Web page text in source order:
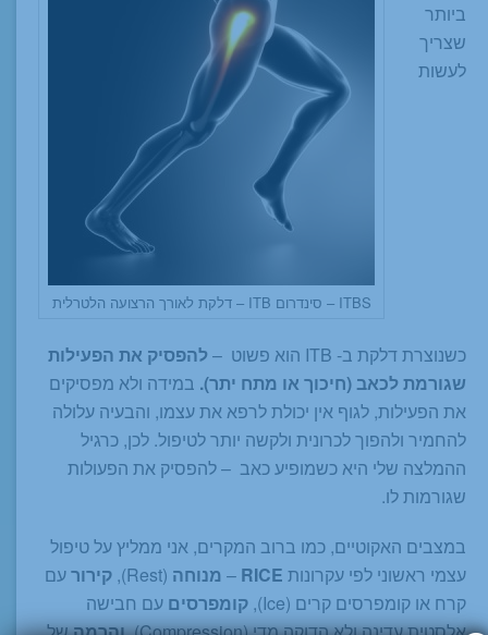
ITBS – סינדרום ITB – דלקת לאורך הרצועה הלטרלית
ביותר
שצריך
לעשות
כשנוצרת דלקת ב- ITB הוא פשוט –
להפסיק את הפעילות
שגורמת לכאב (חיכוך או מתח יתר). במידה ולא מפסיקים
את הפעילות, לגוף אין יכולת לרפא את עצמו, והבעיה עלולה
להחמיר ולהפוך לכרונית ולקשה יותר לטיפול. לכן, כרגיל
ההמלצה שלי היא כשמופיע כאב – להפסיק את הפעולות
שגורמות לו.
במצבים האקוטיים, כמו ברוב המקרים, אני ממליץ על טיפול
עצמי ראשוני לפי עקרונות RICE
– מנוחה (Rest), קירורעם
קרח או קומפרסים קרים (Ice),
קומפרסים עם חבישה